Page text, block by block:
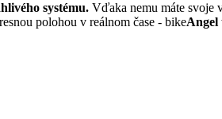
systému. Vďaka nemu máte svoje
polohou v reálnom čase - bikeAngel